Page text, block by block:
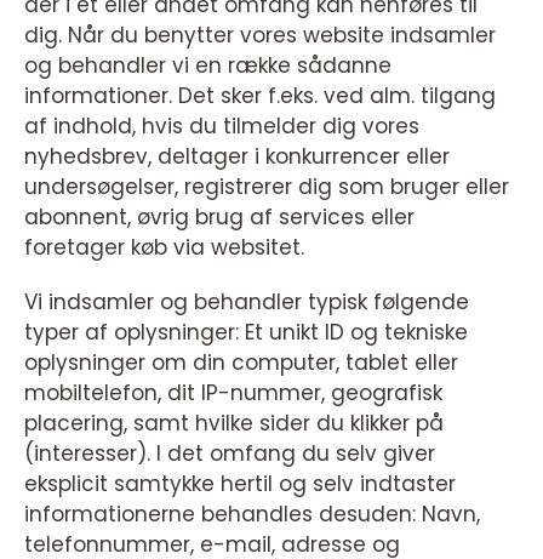
dig. Når du benytter vores website indsamler
og behandler vi en række sådanne
informationer. Det sker f.eks. ved alm. tilgang
af indhold, hvis du tilmelder dig vores
nyhedsbrev, deltager i konkurrencer eller
undersøgelser, registrerer dig som bruger eller
abonnent, øvrig brug af services eller
foretager køb via websitet.
Vi indsamler og behandler typisk følgende
typer af oplysninger: Et unikt ID og tekniske
oplysninger om din computer, tablet eller
mobiltelefon, dit IP-nummer, geografisk
placering, samt hvilke sider du klikker på
(interesser). I det omfang du selv giver
eksplicit samtykke hertil og selv indtaster
informationerne behandles desuden: Navn,
telefonnummer, e-mail, adresse og